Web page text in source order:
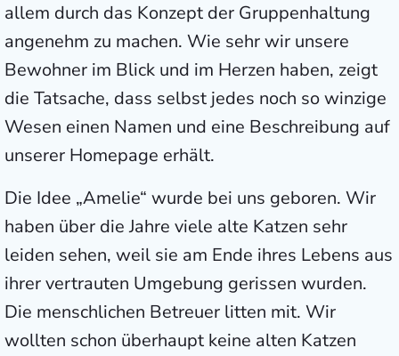
allem durch das Konzept der Gruppenhaltung
angenehm zu machen. Wie sehr wir unsere
Bewohner im Blick und im Herzen haben, zeigt
die Tatsache, dass selbst jedes noch so winzige
Wesen einen Namen und eine Beschreibung auf
unserer Homepage erhält.
Die Idee „Amelie“ wurde bei uns geboren. Wir
haben über die Jahre viele alte Katzen sehr
leiden sehen, weil sie am Ende ihres Lebens aus
ihrer vertrauten Umgebung gerissen wurden.
Die menschlichen Betreuer litten mit. Wir
wollten schon überhaupt keine alten Katzen